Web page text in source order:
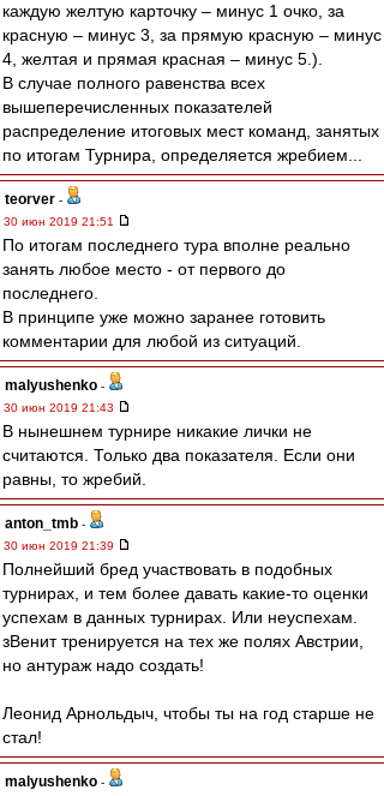
каждую желтую карточку – минус 1 очко, за
красную – минус 3, за прямую красную – минус
4, желтая и прямая красная – минус 5.).
В случае полного равенства всех
вышеперечисленных показателей
распределение итоговых мест команд, занятых
по итогам Турнира, определяется жребием...
teorver -
30 июн 2019 21:51
По итогам последнего тура вполне реально
занять любое место - от первого до
последнего.
В принципе уже можно заранее готовить
комментарии для любой из ситуаций.
malyushenko -
30 июн 2019 21:43
В нынешнем турнире никакие лички не
считаются. Только два показателя. Если они
равны, то жребий.
anton_tmb -
30 июн 2019 21:39
Полнейший бред участвовать в подобных
турнирах, и тем более давать какие-то оценки
успехам в данных турнирах. Или неуспехам.
зВенит тренируется на тех же полях Австрии,
но антураж надо создать!
Леонид Арнольдыч, чтобы ты на год старше не
стал!
malyushenko -